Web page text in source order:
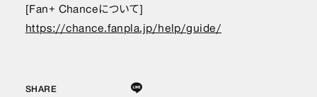
[Fan+ Chanceについて]
https://chance.fanpla.jp/help/guide/
SHARE